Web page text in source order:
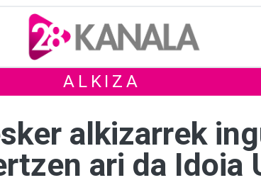
ALKIZA
alkizarrek
ari da Idoia